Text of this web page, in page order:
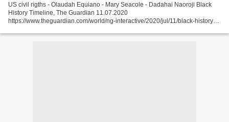
US civil rigths - Olaudah Equiano - Mary Seacole - Dadahai Naoroji Black
History Timeline, The Guardian 11.07.2020
https://www.theguardian.com/world/ng-interactive/2020/jul/11/black-history-